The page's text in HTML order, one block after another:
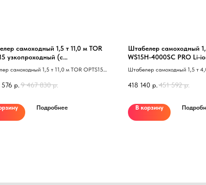
самоходный 1,5 т 11,0 м TOR
узкопроходный (с
кабиной) Li-ion
самоходный 1,5 т 11,0 м TOR OPTS15
р. 9 467 830 р.
Подробнее
Штабелер самоходный
WS15H-4000SC PRO Li-
контроль скорости
Штабелер самоходный 1,5 т
сопровождаемый 41
418 140 р. 451 592 р.
В корзину
Нужна консультация